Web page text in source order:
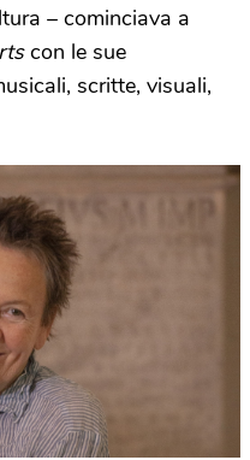
– cominciava a
con le sue
scritte, visuali,